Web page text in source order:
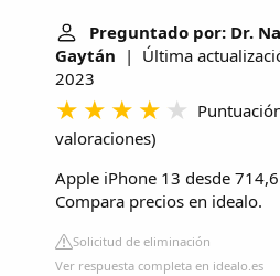
Preguntado por: Dr.
Gaytán | Última
2023
valoraciones)
Apple iPhone 13 desde
Compara precios en idealo.
Solicitud de eliminación
Ver respuesta completa en idealo.es